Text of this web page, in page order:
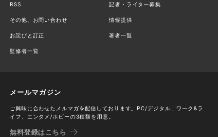
RSS 記者・ライター募集
その他、お問い合わせ 情報提供
お詫びと訂正 著者一覧
監修者一覧
メールマガジン
ご興味に合わせたメルマガを配信しております。PC/デジタル、ワーク&ラ
イフ、エンタメ/ホビーの3種類を用意。
無料登録はこちら